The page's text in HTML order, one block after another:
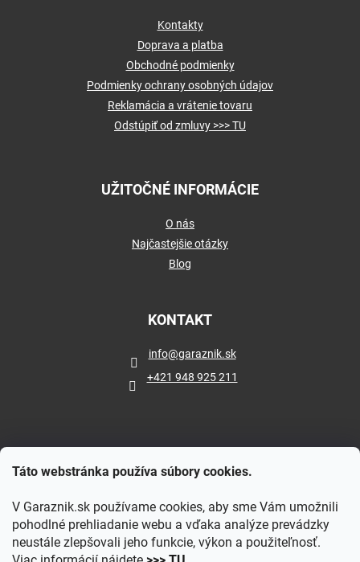
Táto webstránka používa súbory cookies.
V Garaznik.sk používame cookies, aby sme Vám umožnili
pohodlné prehliadanie webu a vďaka analýze prevádzky
neustále zlepšovali jeho funkcie, výkon a použiteľnosť.
Kontakty
Doprava a platba
Obchodné podmienky
Podmienky ochrany osobných údajov
Reklamácia a vrátenie tovaru
Odstúpiť od zmluvy >>> TU
UŽITOČNÉ INFORMÁCIE
O nás
Najčastejšie otázky
Blog
KONTAKT
info@garaznik.sk
+421 948 925 211